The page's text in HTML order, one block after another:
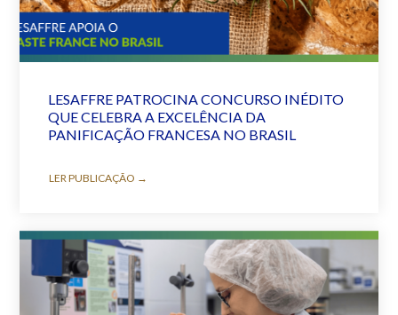
LESAFFRE PATROCINA CONCURSO INÉDITO
QUE CELEBRA A EXCELÊNCIA DA
PANIFICAÇÃO FRANCESA NO BRASIL
LER PUBLICAÇÃO →